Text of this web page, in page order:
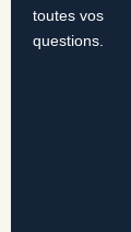
toutes vos
questions.